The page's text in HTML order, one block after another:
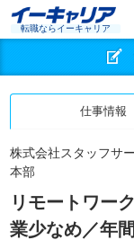
転職ならイーキャリア
仕事情報
株式会社スタッフサ
本部
リモートワー
業少なめ／年